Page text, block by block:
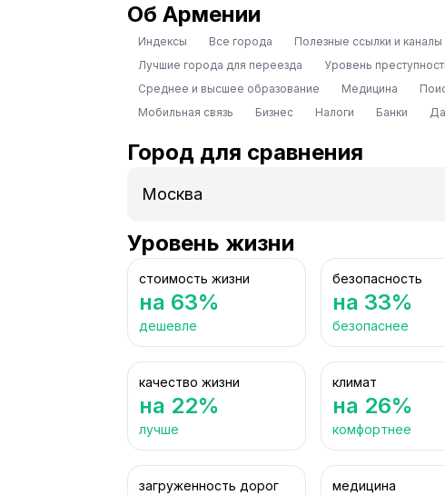
Об Армении
Индексы Все города Полезные ссылки и каналы
Лучшие города для переезда
Уровень
Среднее и высшее образование
Медицина
Мобильная связь
Бизнес Налоги Банки
Город для сравнения
Уровень жизни
стоимость жизни
на 63%
дешевле
безопасность
на 33%
безопаснее
качество жизни
на 22%
лучше
климат
на 26%
комфортнее
загруженность дорог медицина